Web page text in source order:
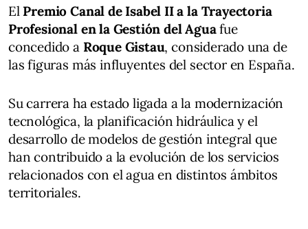
El Premio Canal de Isabel II a la Trayectoria
Profesional en la Gestión del Aguafue
concedido a Roque Gistau, considerado una de
las figuras más influyentes del sector en España.
Su carrera ha estado ligada a la modernización
tecnológica, la planificación hidráulica y el
desarrollo de modelos de gestión integral que
han contribuido a la evolución de los servicios
relacionados con el agua en distintos ámbitos
territoriales.